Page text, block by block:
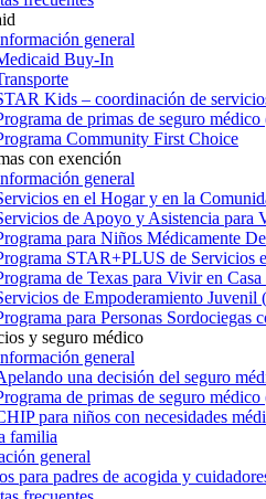
general
Buy-In
Kids – coordinación de
de primas de seguro
Community First Choice
con exención
general
en el Hogar y en la
de Apoyo y Asistencia
para Niños Médicamente
STAR+PLUS de Servicios
de Texas para Vivir en
de Empoderamiento Juvenil
para Personas
y seguro médico
general
una decisión del seguro
de primas de seguro
para niños con necesidades
familia
general
para padres de acogida y